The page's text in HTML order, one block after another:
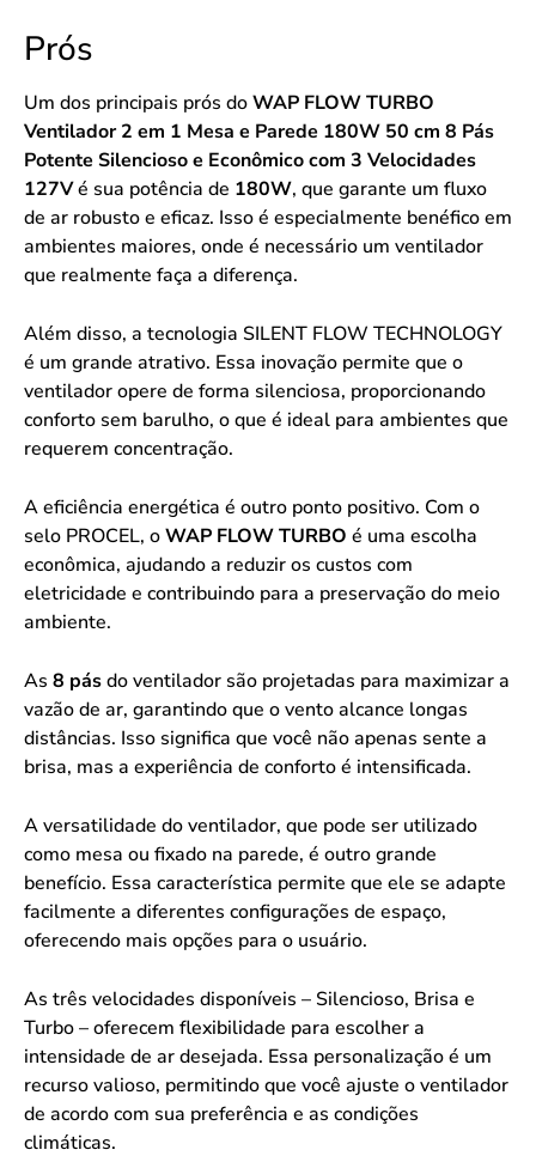
Prós
Um dos principais prós doWAP FLOW TURBO
Ventilador 2 em 1 Mesa e Parede 180W 50 cm 8 Pás
Potente Silencioso e Econômico com 3 Velocidades
127Vé sua potência de 180W, que garante um fluxo
de ar robusto e eficaz. Isso é especialmente benéfico em
ambientes maiores, onde é necessário um ventilador
que realmente faça a diferença.
Além disso, a tecnologia SILENT FLOW TECHNOLOGY
é um grande atrativo. Essa inovação permite que o
ventilador opere de forma silenciosa, proporcionando
conforto sem barulho, o que é ideal para ambientes que
requerem concentração.
A eficiência energética é outro ponto positivo. Com o
selo PROCEL, oWAP FLOW TURBO é uma escolha
econômica, ajudando a reduzir os custos com
eletricidade e contribuindo para a preservação do meio
ambiente.
As 8 pásdo ventilador são projetadas para maximizar a
vazão de ar, garantindo que o vento alcance longas
distâncias. Isso significa que você não apenas sente a
brisa, mas a experiência de conforto é intensificada.
A versatilidade do ventilador, que pode ser utilizado
como mesa ou fixado na parede, é outro grande
benefício. Essa característica permite que ele se adapte
facilmente a diferentes configurações de espaço,
oferecendo mais opções para o usuário.
As três velocidades disponíveis – Silencioso, Brisa e
Turbo – oferecem flexibilidade para escolher a
intensidade de ar desejada. Essa personalização é um
recurso valioso, permitindo que você ajuste o ventilador
de acordo com sua preferência e as condições
climáticas.